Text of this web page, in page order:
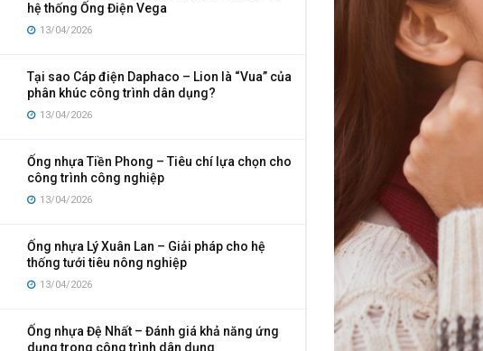
hệ thống Ống Điện Vega
13/04/2026
Tại sao Cáp điện Daphaco – Lion là “Vua” của
phân khúc công trình dân dụng?
13/04/2026
Ống nhựa Tiền Phong – Tiêu chí lựa chọn cho
công trình công nghiệp
13/04/2026
Ống nhựa Lý Xuân Lan – Giải pháp cho hệ
thống tưới tiêu nông nghiệp
13/04/2026
Ống nhựa Đệ Nhất – Đánh giá khả năng ứng
dụng trong công trình dân dụng